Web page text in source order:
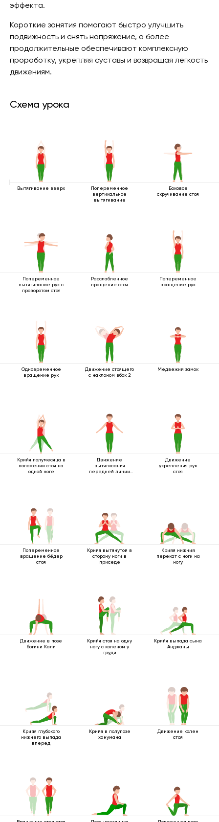
эффекта.
Короткие занятия помогают быстро улучшить
подвижность и снять напряжение, а более
продолжительные обеспечивают комплексную
проработку, укрепляя суставы и возвращая лёгкость
движениям.
Схема урока
Вытягивание вверх
Попеременное
вертикальное
вытягивание
Боковое
скручивание стоя
Попеременное
вытягивание рук с
проворотом стоя
Расслабленное
вращение стоя
Попеременное
вращение рук
Одновременное
вращение рук
Движение стоящего
с наклоном вбок 2
Медвежий замок
Крийя полумесяца в
положении стоя на
одной ноге
Движение
вытягивания
передней линии
Движение
укрепления рук
стоя
Попеременное
вращение бёдер
стоя
Крийя вытянутой в
сторону ноги в
приседе
Крийя нижний
перекат с ноги на
ногу
Движение в позе
богини Кали
Крийя стоя на одну
ногу с коленом у
груди
Крийя выпада сына
Анджаны
Крийя глубокого
нижнего выпада
вперед
Крийя в полупозе
ханумана
Движение колен
стоя